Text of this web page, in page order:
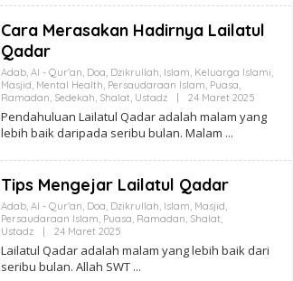
Cara Merasakan Hadirnya Lailatul
Qadar
Adab, Al - Qur'an, Doa, Dzikrullah, Islam, Keluarga Islami,
Masjid, Mental Health, Persaudaraan Islam, Puasa,
Ramadan, Sedekah, Shalat, Ustadz 24 Maret 2025Oleh
Soeharyo
Pendahuluan Lailatul Qadar adalah malam yang
lebih baik daripada seribu bulan. Malam
Tips Mengejar Lailatul Qadar
Adab, Al - Qur'an, Doa, Dzikrullah, Islam, Masjid,
Persaudaraan Islam, Puasa, Ramadan, Shalat,
Ustadz
24 Maret 2025Oleh
Soeharyo
Lailatul Qadar adalah malam yang lebih baik dari
seribu bulan. Allah SWT